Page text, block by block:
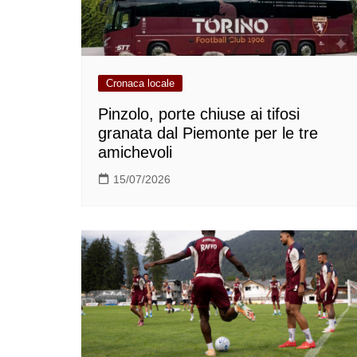
Cronaca locale
Pinzolo, porte chiuse ai tifosi
granata dal Piemonte per le tre
amichevoli
15/07/2026